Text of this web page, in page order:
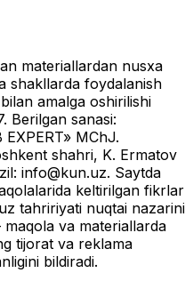
materiallardan nusxa
shakllarda foydalanish
amalga oshirilishi
Berilgan sanasi:
EXPERT» MChJ.
shahri, K. Ermatov
info@kun.uz. Saytda
keltirilgan fikrlar
tahririyati nuqtai nazarini
va materiallarda
tijorat va reklama
bildiradi.